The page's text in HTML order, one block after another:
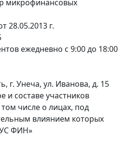
микрофинансовых
28.05.2013 г.
ежедневно с 9:00 до 18:00
г. Унеча, ул. Иванова, д. 15
и составе участников
числе о лицах, под
влиянием которых
ФИН»